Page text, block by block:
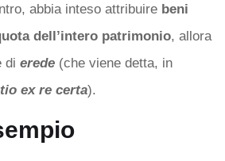
abbia inteso attribuire beni
dell’intero patrimonio, allora
di erede(che viene detta, in
ex re certa).